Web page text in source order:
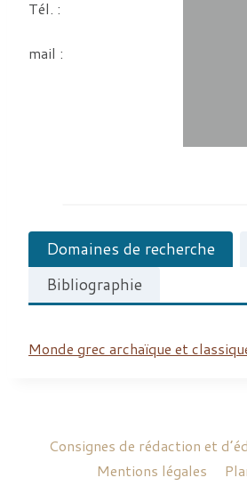
Tél. :
mail :
Domaines de recherche
Bibliographie
Monde grec archaïque et
Consignes de rédaction et
Mentions légales